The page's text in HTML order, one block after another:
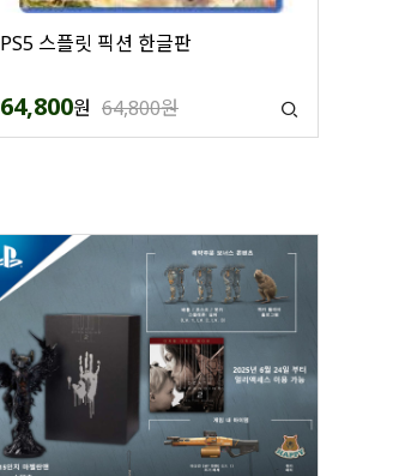
PS5 스플릿 픽션 한글판
64,800원 64,800원